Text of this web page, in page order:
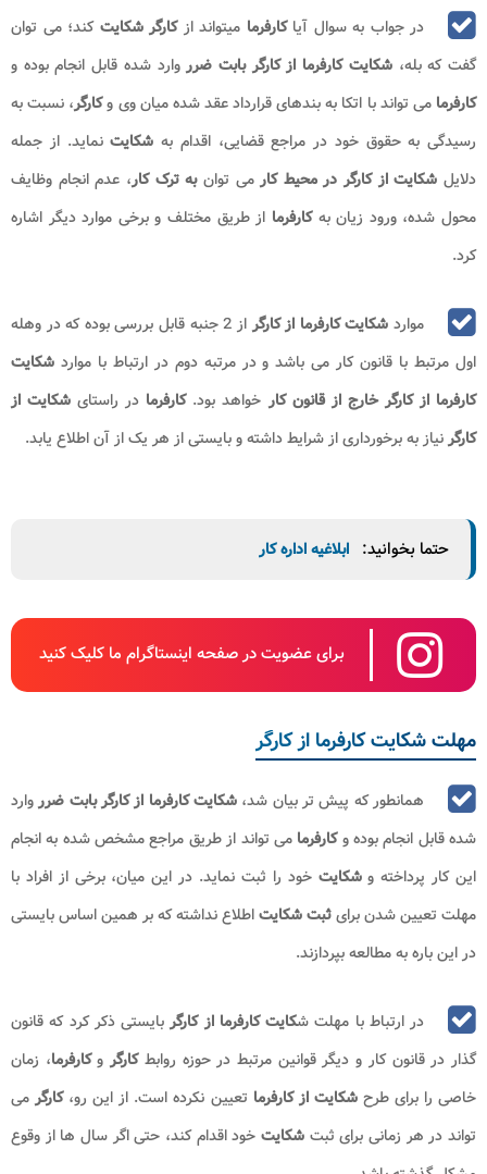
در جواب به سوال آیاکارفرما میتواند ازکارگر شکایتکند؛ می توان
گفت که بله،شکایت کارفرما از کارگر بابت ضرروارد شده قابل انجام بوده و
کارفرمامی تواند با اتکا به بندهای قرارداد عقد شده میان وی وکارگر، نسبت به
رسیدگی به حقوق خود در مراجع قضایی، اقدام به شکایتنماید. از جمله
دلایل شکایت از کارگر در محیط کارمی توانبه ترک کار، عدم انجام وظایف
محول شده، ورود زیان بهکارفرما از طریق مختلف و برخی موارد دیگر اشاره
کرد.
موارد شکایت کارفرما از کارگر
از 2 جنبه قابل بررسی بوده که در وهله
اول مرتبط با قانون کار می باشد و در مرتبه دوم در ارتباط با موارد شکایت
کارفرما از کارگر خارج از قانون کار خواهد بود.کارفرما در راستای شکایت از
کارگرنیاز به برخورداری از شرایط داشته و بایستی از هر یک از آن اطلاع یابد.
حتما بخوانید: ابلاغیه اداره کار
برای عضویت در صفحه اینستاگرام ما کلیک کنید
مهلت شکایت کارفرما از کارگر
همانطور که پیش تر بیان شد، شکایت کارفرما از کارگربابت ضرروارد
شده قابل انجام بوده وکارفرمامی تواند از طریق مراجع مشخص شده به انجام
این کار پرداخته وشکایتخود را ثبت نماید. در این میان، برخی از افراد با
مهلت تعیین شدن برایثبت شکایتاطلاع نداشته که بر همین اساس بایستی
در این باره به مطالعه بپردازند.
در ارتباط با مهلت شکایت کارفرما از کارگربایستی ذکر کرد که قانون‌
گذار در قانون کار و دیگر قوانین مرتبط در حوزه روابطکارگر وکارفرما، زمان
خاصی را برای طرحشکایت از کارفرما تعیین نکرده است. از این رو،کارگرمی‌
تواند در هر زمانی برای ثبت شکایت خود اقدام کند، حتی اگر سال‌ ها از وقوع